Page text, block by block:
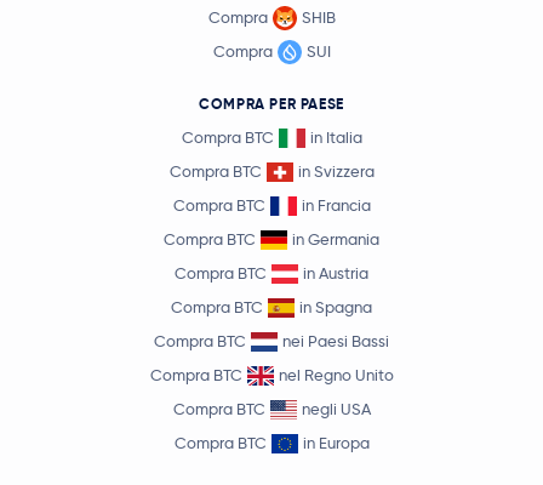
Compra
SHIB
Compra
SUI
COMPRA PER PAESE
Compra BTC
in Italia
Compra BTC
in Svizzera
Compra BTC
in Francia
Compra BTC
in Germania
Compra BTC
in Austria
Compra BTC
in Spagna
Compra BTC
nei Paesi Bassi
Compra BTC
nel Regno Unito
Compra BTC
negli USA
Compra BTC
in Europa